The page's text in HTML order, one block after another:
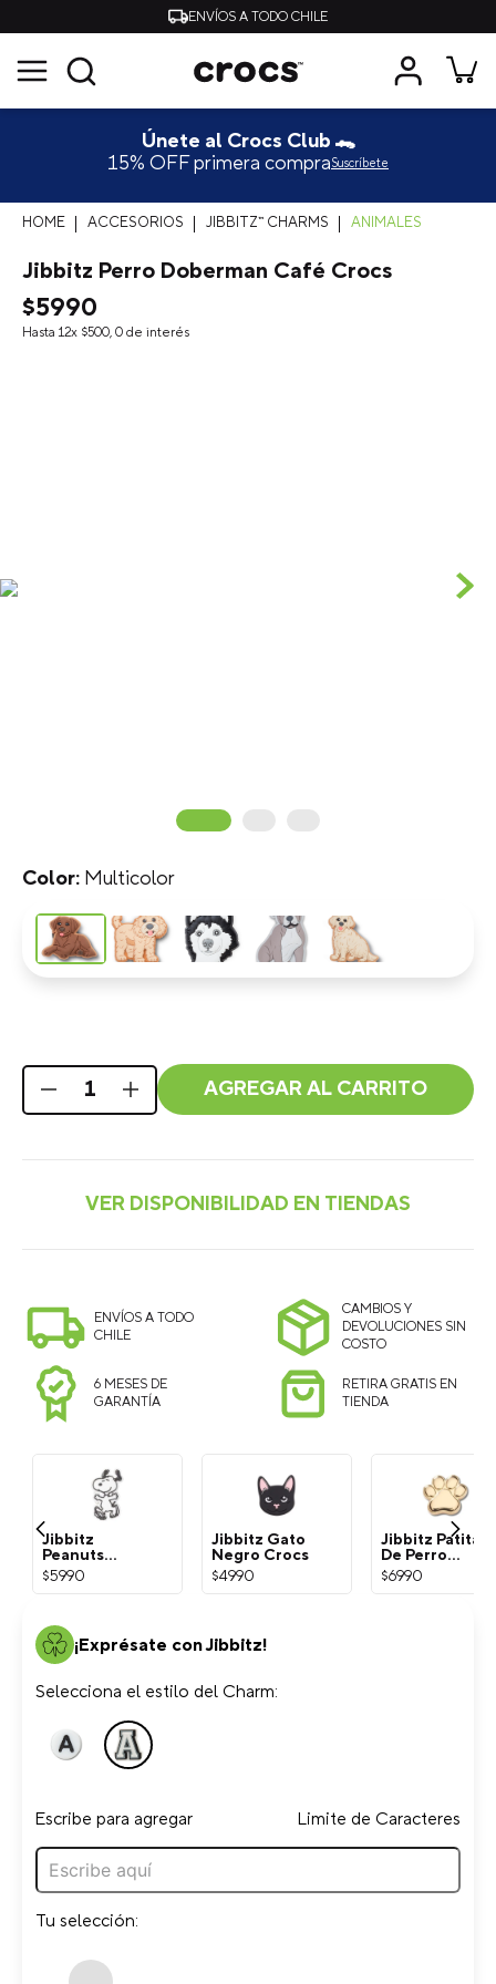
ENVÍOS A TODO CHILE
Únete al Crocs Club 🐊
15% OFF primera compraSuscríbete
ACCESORIOS JIBBITZ™ CHARMS ANIMALES
Jibbitz Perro Doberman Café Crocs
$5990
Hasta 12x $500, 0 de interés
Multicolor
AGREGAR AL CARRITO
ENVÍOS A TODO
CHILE
CAMBIOS Y
DEVOLUCIONES SIN
COSTO
6 MESES DE
GARANTÍA
RETIRA GRATIS EN
TIENDA
Jibbitz
Peanuts
Snoopy
Blanco Crocs
$5990
Jibbitz Gato
Negro Crocs
$4990
Jibbitz Patita
De Perro
Dorada Crocs
$6990
¡Exprésate con Jibbitz!
Selecciona el estilo del Charm:
Escribe para agregar Limite de Caracteres
Tu selección: